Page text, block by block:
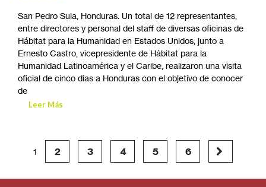
San Pedro Sula, Honduras. Un total de 12 representantes,
entre directores y personal del staff de diversas oficinas de
Hábitat para la Humanidad en Estados Unidos, junto a
Ernesto Castro, vicepresidente de Hábitat para la
Humanidad Latinoamérica y el Caribe, realizaron una visita
oficial de cinco días a Honduras con el objetivo de conocer
de
Leer Más
1 2 3 4 5 6